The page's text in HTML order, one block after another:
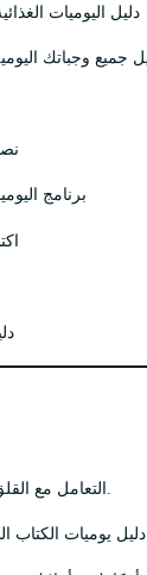
دليل اليوميات
برنامج
دليل يوميات الكتاب